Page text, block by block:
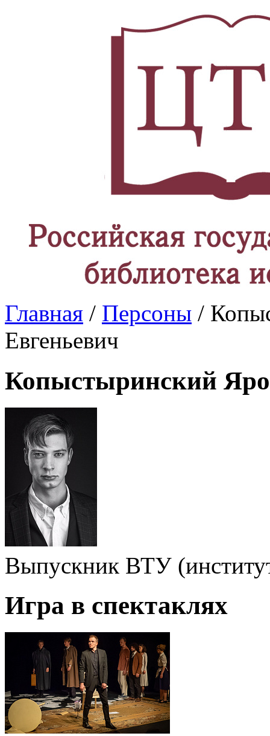
Главная / Персоны /
Евгеньевич
Копыстыринский
Выпускник ВТУ
Игра в спектаклях